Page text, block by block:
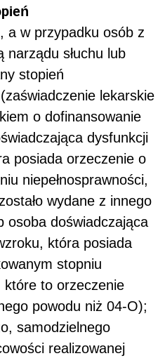
, a w przypadku osób z
narządu słuchu lub
stopień
lekarskie
o dofinansowanie
dysfunkcji
posiada orzeczenie o
niepełnosprawności,
wydane z innego
osoba doświadczająca
która posiada
stopniu
które to orzeczenie
powodu niż 04-O);
samodzielnego
realizowanej